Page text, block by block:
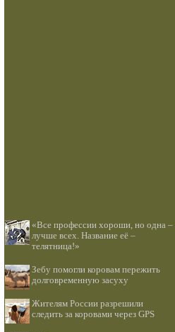
«Все профессии хороши, но одна –
лучше всех. Название её –
телятница!»
Зебу помогли коровам пережить
долговременную засуху
Жителям России разрешили
следить за коровами через GPS